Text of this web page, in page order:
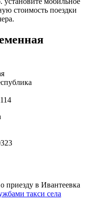
стоимость поездки
приезду в Ивантеевка
такси села